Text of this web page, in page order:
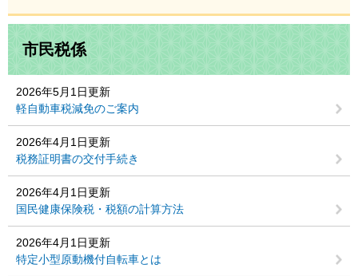
市民税係
2026年5月1日更新
軽自動車税減免のご案内
2026年4月1日更新
税務証明書の交付手続き
2026年4月1日更新
国民健康保険税・税額の計算方法
2026年4月1日更新
特定小型原動機付自転車とは